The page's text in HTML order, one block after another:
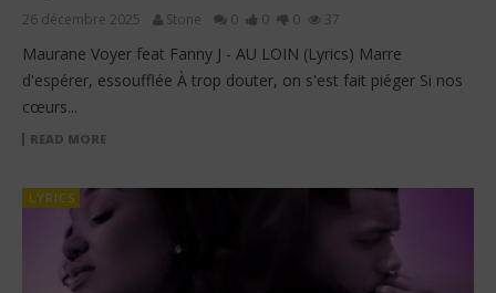
26 décembre 2025 Stone 0 0 0 37
Maurane Voyer feat Fanny J - AU LOIN (Lyrics) Marre
d'espérer, essoufflée À trop douter, on s'est fait piéger Si nos
cœurs...
READ MORE
LYRICS